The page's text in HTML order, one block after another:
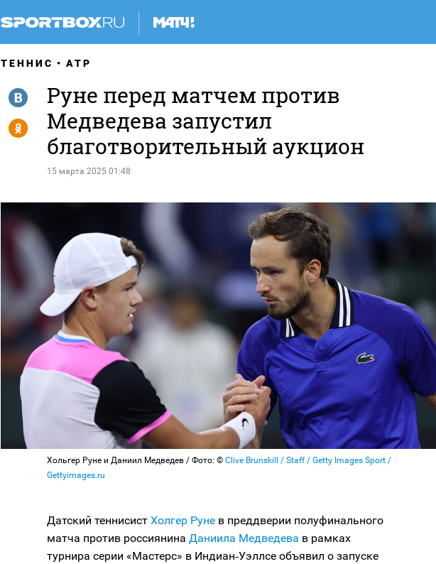
ТЕННИС ATP
Руне перед матчем против
Медведева запустил
благотворительный аукцион
15 марта 2025 01:48
R
Y
Хольгер Руне и Даниил Медведев / Фото: © Clive Brunskill / Staff / Getty Images Sport /
Gettyimages.ru
Датский теннисист Холгер Руне в преддверии полуфинального
матча против россиянина Даниила Медведева в рамках
турнира серии «Мастерс» в Индиан‑Уэллсе объявил о запуске